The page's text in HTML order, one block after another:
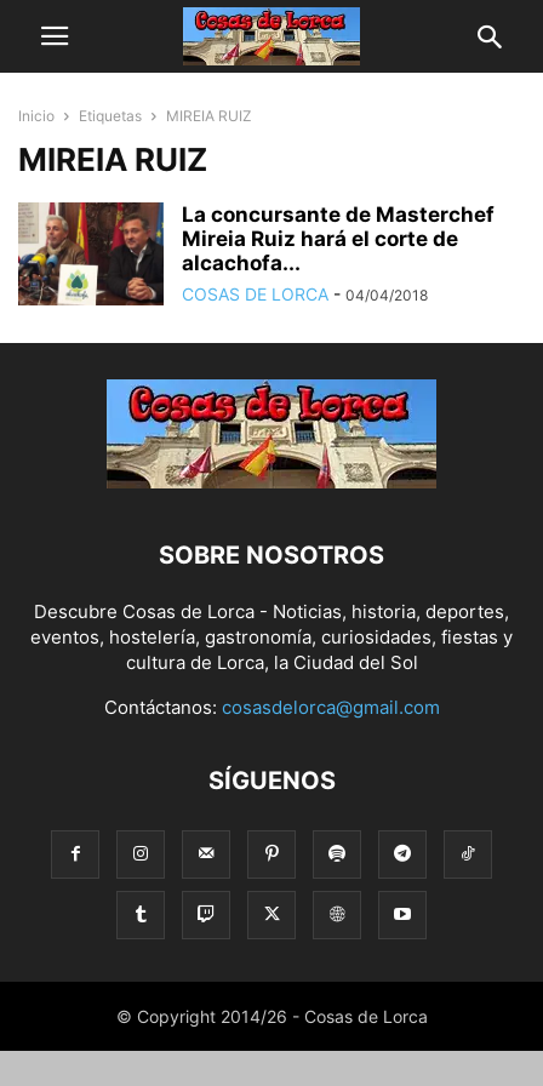
Inicio Etiquetas MIREIA RUIZ
MIREIA RUIZ
La concursante de Masterchef
Mireia Ruiz hará el corte de
alcachofa...
COSAS DE LORCA - 04/04/2018
SOBRE NOSOTROS
Descubre Cosas de Lorca - Noticias, historia, deportes,
eventos, hostelería, gastronomía, curiosidades, fiestas y
cultura de Lorca, la Ciudad del Sol
Contáctanos: cosasdelorca@gmail.com
SÍGUENOS
© Copyright 2014/26 - Cosas de Lorca